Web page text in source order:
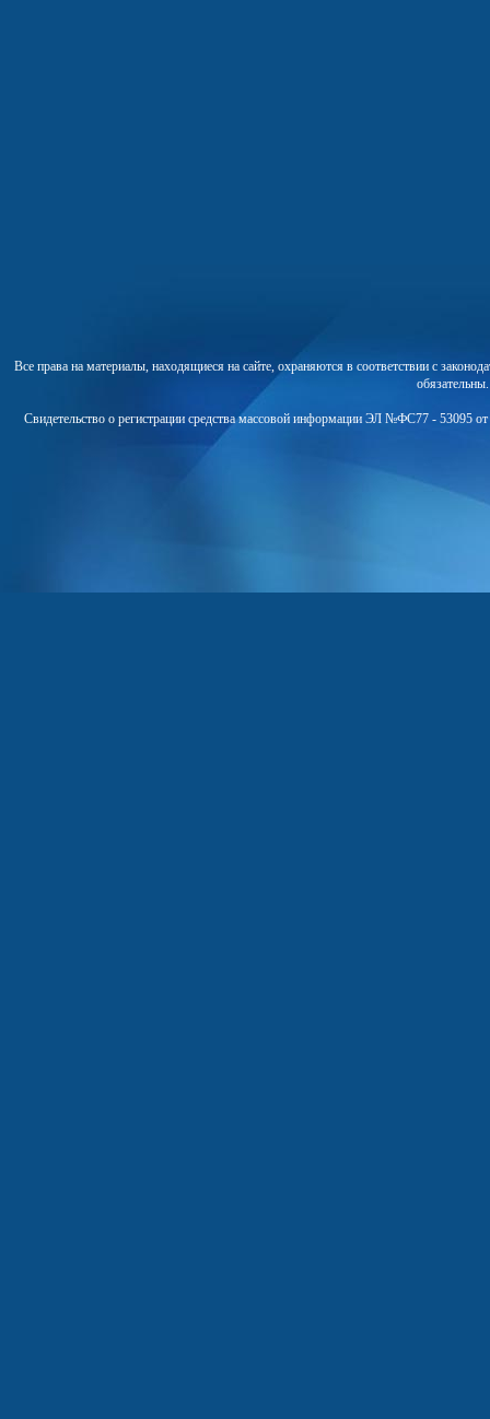
Все права на материалы, находящиеся на сайте, охраняются в соответствии с
Свидетельство о регистрации средства массовой информации ЭЛ №ФС77 - 53095